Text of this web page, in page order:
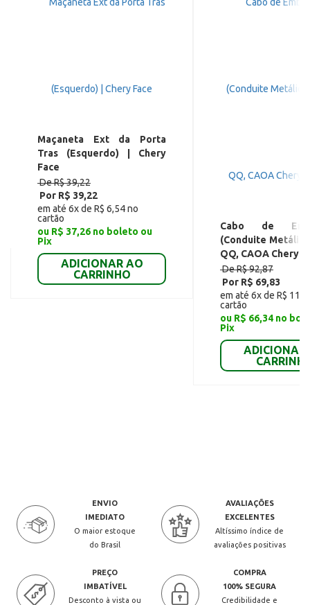
Maçaneta Ext da Porta
Tras (Esquerdo) | Chery
Face
De R$ 39,22
Por R$ 39,22
em até 6x de R$ 6,54 no
cartão
ou R$ 37,26 no boleto ou
Pix
ADICIONAR AO
CARRINHO
Cabo de
(Conduite
QQ, CAOA Chery
De R$ 92,87
Por R$ 69,83
em até 6x de R$
cartão
ou R$ 66,34 no
Pix
ADICIONAR
ENVIO
IMEDIATO
O maior estoque
do Brasil
AVALIAÇÕES
EXCELENTES
Altíssimo índice de
avaliações positivas
PREÇO
IMBATÍVEL
Desconto à vista ou
COMPRA
100% SEGURA
Credibilidade e